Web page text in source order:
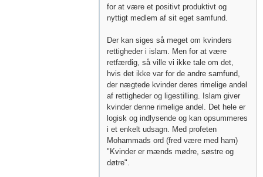
for at være et positivt produktivt og
nyttigt medlem af sit eget samfund.
Der kan siges så meget om kvinders
rettigheder i islam. Men for at være
retfærdig, så ville vi ikke tale om det,
hvis det ikke var for de andre samfund,
der nægtede kvinder deres rimelige andel
af rettigheder og ligestilling. Islam giver
kvinder denne rimelige andel. Det hele er
logisk og indlysende og kan opsummeres
i et enkelt udsagn. Med profeten
Mohammads ord (fred være med ham)
"Kvinder er mænds mødre, søstre og
døtre".